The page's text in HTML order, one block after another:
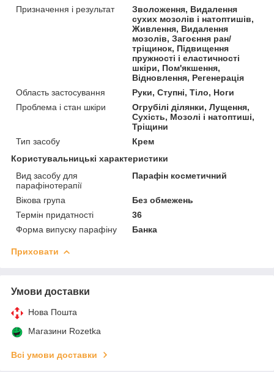
Призначення і результат
Зволоження, Видалення
сухих мозолів і натоптишів,
Живлення, Видалення
мозолів, Загоєння ран/
тріщинок, Підвищення
пружності і еластичності
шкіри, Пом'якшення,
Відновлення, Регенерація
Область застосування
Руки, Ступні, Тіло, Ноги
Проблема і стан шкіри
Огрубілі ділянки, Лущення,
Сухість, Мозолі і натоптиші,
Тріщини
Тип засобу
Крем
Користувальницькі характеристики
Вид засобу для
парафінотерапії
Парафін косметичний
Вікова група
Без обмежень
Термін придатності
36
Форма випуску парафіну
Банка
Приховати
Умови доставки
Нова Пошта
Магазини Rozetka
Всі умови доставки